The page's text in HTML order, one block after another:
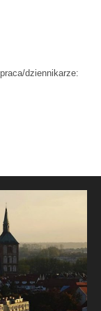
dziennikarze: